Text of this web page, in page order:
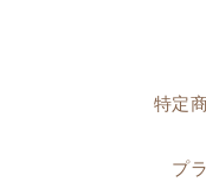
特定
プ